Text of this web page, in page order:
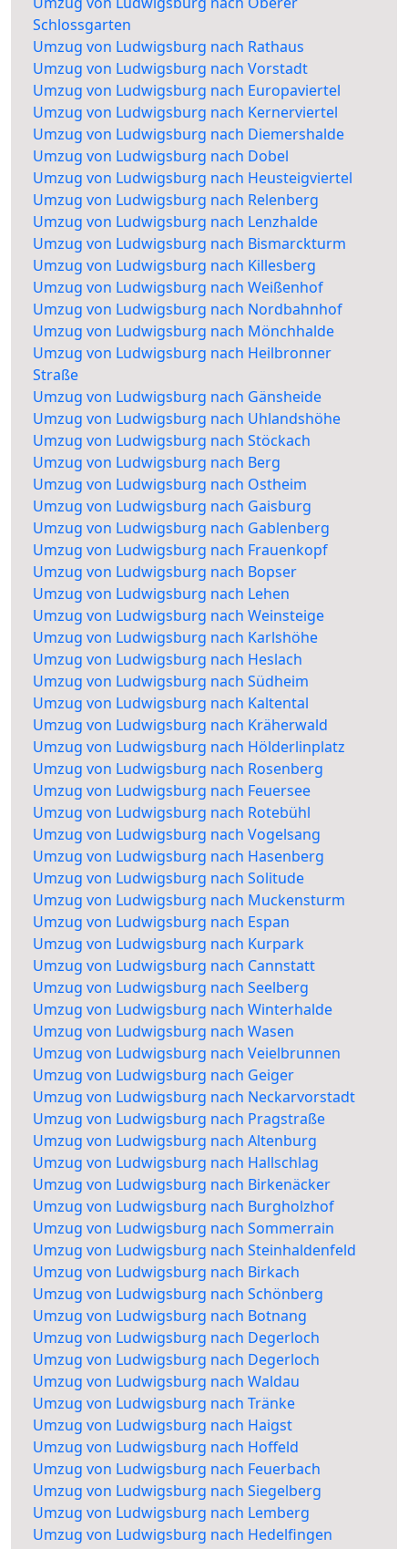
Schlossgarten
Umzug von Ludwigsburg nach Rathaus
Umzug von Ludwigsburg nach Vorstadt
Umzug von Ludwigsburg nach Europaviertel
Umzug von Ludwigsburg nach Kernerviertel
Umzug von Ludwigsburg nach Diemershalde
Umzug von Ludwigsburg nach Dobel
Umzug von Ludwigsburg nach Heusteigviertel
Umzug von Ludwigsburg nach Relenberg
Umzug von Ludwigsburg nach Lenzhalde
Umzug von Ludwigsburg nach Bismarckturm
Umzug von Ludwigsburg nach Killesberg
Umzug von Ludwigsburg nach Weißenhof
Umzug von Ludwigsburg nach Nordbahnhof
Umzug von Ludwigsburg nach Mönchhalde
Umzug von Ludwigsburg nach Heilbronner
Straße
Umzug von Ludwigsburg nach Gänsheide
Umzug von Ludwigsburg nach Uhlandshöhe
Umzug von Ludwigsburg nach Stöckach
Umzug von Ludwigsburg nach Berg
Umzug von Ludwigsburg nach Ostheim
Umzug von Ludwigsburg nach Gaisburg
Umzug von Ludwigsburg nach Gablenberg
Umzug von Ludwigsburg nach Frauenkopf
Umzug von Ludwigsburg nach Bopser
Umzug von Ludwigsburg nach Lehen
Umzug von Ludwigsburg nach Weinsteige
Umzug von Ludwigsburg nach Karlshöhe
Umzug von Ludwigsburg nach Heslach
Umzug von Ludwigsburg nach Südheim
Umzug von Ludwigsburg nach Kaltental
Umzug von Ludwigsburg nach Kräherwald
Umzug von Ludwigsburg nach Hölderlinplatz
Umzug von Ludwigsburg nach Rosenberg
Umzug von Ludwigsburg nach Feuersee
Umzug von Ludwigsburg nach Rotebühl
Umzug von Ludwigsburg nach Vogelsang
Umzug von Ludwigsburg nach Hasenberg
Umzug von Ludwigsburg nach Solitude
Umzug von Ludwigsburg nach Muckensturm
Umzug von Ludwigsburg nach Espan
Umzug von Ludwigsburg nach Kurpark
Umzug von Ludwigsburg nach Cannstatt
Umzug von Ludwigsburg nach Seelberg
Umzug von Ludwigsburg nach Winterhalde
Umzug von Ludwigsburg nach Wasen
Umzug von Ludwigsburg nach Veielbrunnen
Umzug von Ludwigsburg nach Geiger
Umzug von Ludwigsburg nach Neckarvorstadt
Umzug von Ludwigsburg nach Pragstraße
Umzug von Ludwigsburg nach Altenburg
Umzug von Ludwigsburg nach Hallschlag
Umzug von Ludwigsburg nach Birkenäcker
Umzug von Ludwigsburg nach Burgholzhof
Umzug von Ludwigsburg nach Sommerrain
Umzug von Ludwigsburg nach Steinhaldenfeld
Umzug von Ludwigsburg nach Birkach
Umzug von Ludwigsburg nach Schönberg
Umzug von Ludwigsburg nach Botnang
Umzug von Ludwigsburg nach Degerloch
Umzug von Ludwigsburg nach Degerloch
Umzug von Ludwigsburg nach Waldau
Umzug von Ludwigsburg nach Tränke
Umzug von Ludwigsburg nach Haigst
Umzug von Ludwigsburg nach Hoffeld
Umzug von Ludwigsburg nach Feuerbach
Umzug von Ludwigsburg nach Siegelberg
Umzug von Ludwigsburg nach Lemberg
Umzug von Ludwigsburg nach Hedelfingen